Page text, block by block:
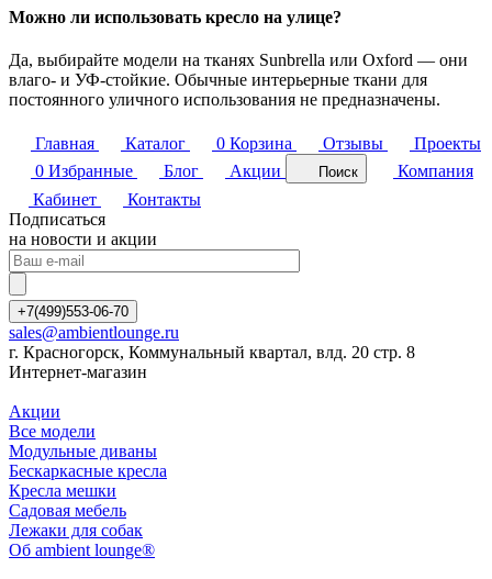
Можно ли использовать кресло на улице?
Да, выбирайте модели на тканях Sunbrella или Oxford — они
влаго- и УФ-стойкие. Обычные интерьерные ткани для
постоянного уличного использования не предназначены.
Главная Каталог 0 Корзина Отзывы
Проекты
0 Избранные Блог Акции Поиск
Компания
Кабинет
Контакты
Подписаться
на новости и акции
+7(499)553-06-70
sales@ambientlounge.ru
г. Красногорск, Коммунальный квартал, влд. 20 стр. 8
Интернет-магазин
Акции
Все модели
Модульные диваны
Бескаркасные кресла
Кресла мешки
Садовая мебель
Лежаки для собак
Об ambient lounge®